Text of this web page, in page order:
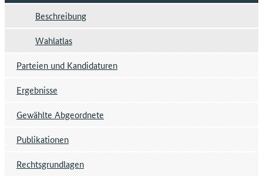
Beschreibung
Wahlatlas
Parteien und Kandidaturen
Ergebnisse
Gewählte Abgeordnete
Publikationen
Rechtsgrundlagen